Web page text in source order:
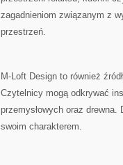
zagadnieniom związanym z
przestrzeń.
M-Loft Design to również
Czytelnicy mogą odkrywać
przemysłowych oraz
swoim charakterem.